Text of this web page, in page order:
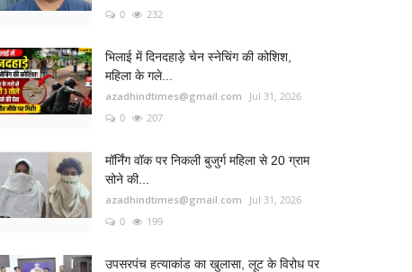
0
232
भिलाई में दिनदहाड़े चेन स्नेचिंग की कोशिश,
महिला के गले...
azadhindtimes@gmail.com
Jul 31, 2026
0
207
मॉर्निंग वॉक पर निकली बुजुर्ग महिला से 20 ग्राम
सोने की...
azadhindtimes@gmail.com
Jul 31, 2026
0
199
उपसरपंच हत्याकांड का खुलासा, लूट के विरोध पर